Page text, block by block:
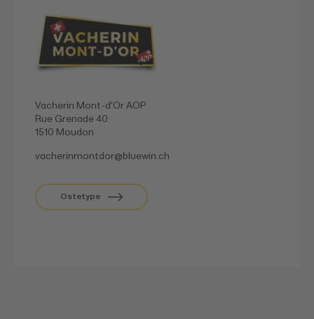
Vacherin Mont-d'Or AOP
Rue Grenade 40
1510 Moudon
vacherinmontdor@bluewin.ch
Ostetype